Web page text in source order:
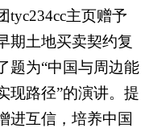
tyc234cc主页赠予
期土地买卖契约复
题为“中国与周边能
现路径”的演讲。提
进互信，培养中国